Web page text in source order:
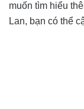
muốn tìm hiểu
Lan, bạn có thể